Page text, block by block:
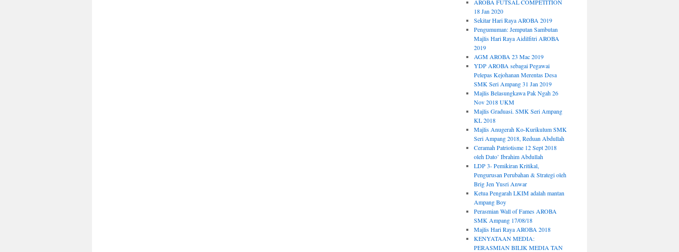
AROBA FUTSAL COMPETITION
18 Jan 2020
Sekitar Hari Raya AROBA 2019
Pengumuman: Jemputan Sambutan
Majlis Hari Raya Aidilfitri AROBA
2019
AGM AROBA 23 Mac 2019
YDP AROBA sebagai Pegawai
Pelepas Kejohanan Merentas Desa
SMK Seri Ampang 31 Jan 2019
Majlis Belasungkawa Pak Ngah 26
Nov 2018 UKM
Majlis Graduasi. SMK Seri Ampang
KL 2018
Majlis Anugerah Ko-Kurikulum SMK
Seri Ampang 2018, Reduan Abdullah
Ceramah Patriotisme 12 Sept 2018
oleh Dato’ Ibrahim Abdullah
LDP 3- Pemikiran Kritikal,
Pengurusan Perubahan & Strategi oleh
Brig Jen Yusri Anwar
Ketua Pengarah LKIM adalah mantan
Ampang Boy
Perasmian Wall of Fames AROBA
SMK Ampang 17/08/18
Majlis Hari Raya AROBA 2018
KENYATAAN MEDIA:
PERASMIAN BILIK MEDIA TAN